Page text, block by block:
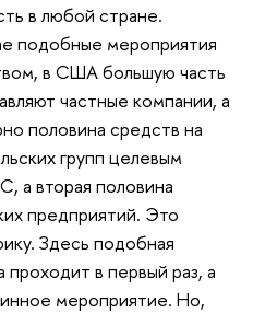
в любой стране.
подобные мероприятия
в США большую часть
частные компании, а
половина средств на
групп целевым
а вторая половина
предприятий. Это
Здесь подобная
проходит в первый раз, а
мероприятие. Но,